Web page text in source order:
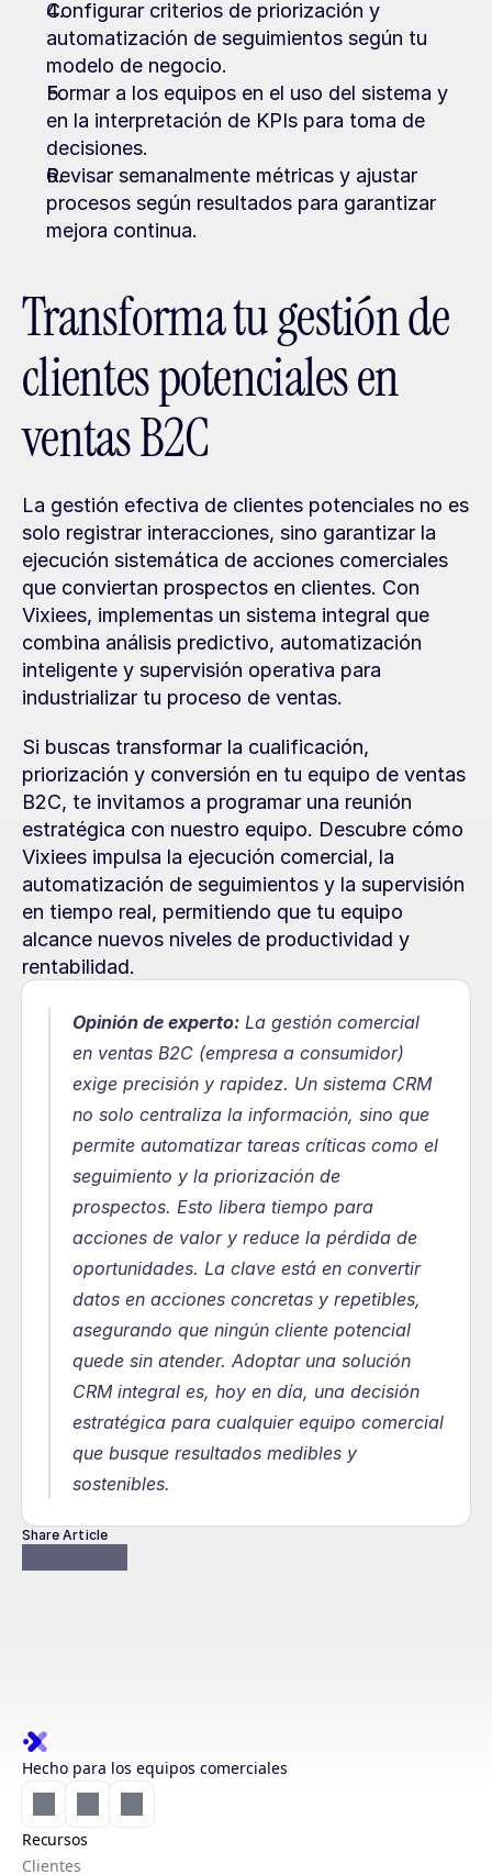
Configurar criterios de priorización y
automatización de seguimientos según tu
modelo de negocio.
Formar a los equipos en el uso del sistema y
en la interpretación de KPIs para toma de
decisiones.
Revisar semanalmente métricas y ajustar
procesos según resultados para garantizar
mejora continua.
Transforma tu gestión de
clientes potenciales en
ventas B2C
La gestión efectiva de clientes potenciales no es
solo registrar interacciones, sino garantizar la
ejecución sistemática de acciones comerciales
que conviertan prospectos en clientes. Con
Vixiees, implementas un sistema integral que
combina análisis predictivo, automatización
inteligente y supervisión operativa para
industrializar tu proceso de ventas.
Si buscas transformar la cualificación,
priorización y conversión en tu equipo de ventas
B2C, te invitamos a programar una reunión
estratégica con nuestro equipo. Descubre cómo
Vixiees impulsa la ejecución comercial, la
automatización de seguimientos y la supervisión
en tiempo real, permitiendo que tu equipo
alcance nuevos niveles de productividad y
rentabilidad.
Opinión de experto: La gestión comercial
en ventas B2C (empresa a consumidor)
exige precisión y rapidez. Un sistema CRM
no solo centraliza la información, sino que
permite automatizar tareas críticas como el
seguimiento y la priorización de
prospectos. Esto libera tiempo para
acciones de valor y reduce la pérdida de
oportunidades. La clave está en convertir
datos en acciones concretas y repetibles,
asegurando que ningún cliente potencial
quede sin atender. Adoptar una solución
CRM integral es, hoy en día, una decisión
estratégica para cualquier equipo comercial
que busque resultados medibles y
sostenibles.
Share Article
Hecho para los equipos comerciales
Recursos
Clientes